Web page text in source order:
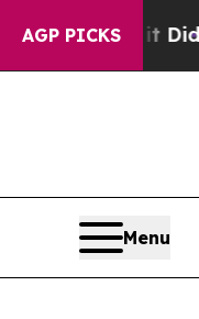
AGP PICKS
it Didn’tAs war
Menu